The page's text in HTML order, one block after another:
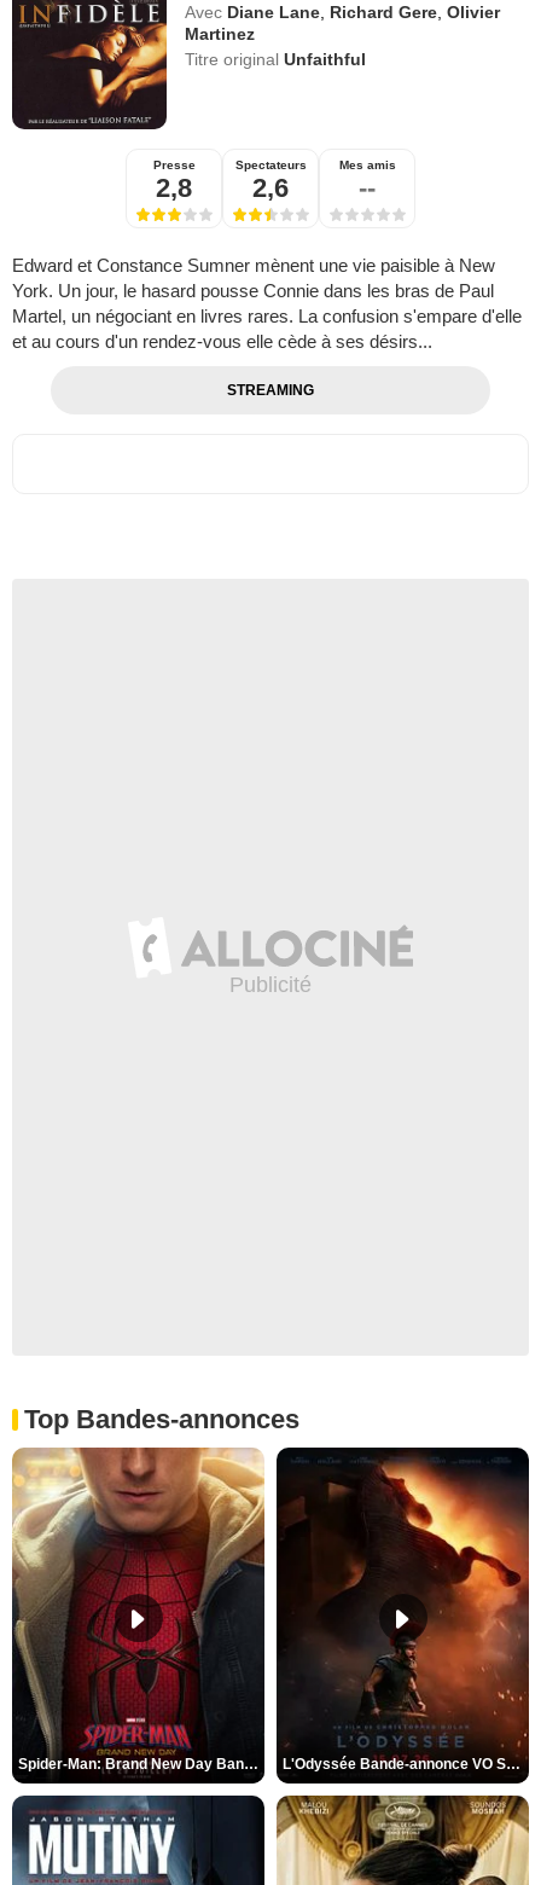
Avec Diane Lane Richard Gere ,Olivier
Martinez
Titre originalUnfaithful
Presse
2,8
Spectateurs
2,6
Mes amis
--
Edward et Constance Sumner mènent une vie paisible à New
York. Un jour, le hasard pousse Connie dans les bras de Paul
Martel, un négociant en livres rares. La confusion s'empare d'elle
et au cours d'un rendez-vous elle cède à ses désirs...
STREAMING
Top Bandes-annonces
Spider-Man: Brand New Day Bande-annonce VO STFR L'Odyssée Bande-annonce VO STFR